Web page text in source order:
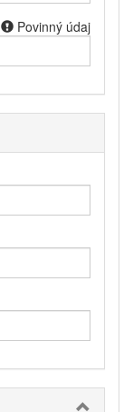
Povinný údaj